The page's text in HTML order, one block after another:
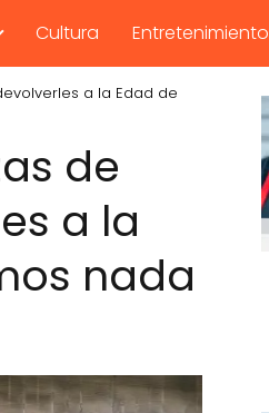
Cultura Entretenimiento
a la Edad de
de
a la
nada